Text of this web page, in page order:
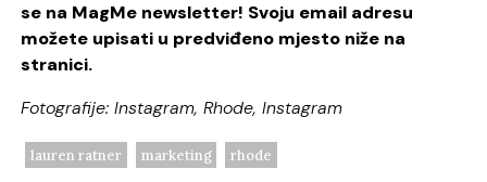
se na MagMe newsletter! Svoju email adresu
možete upisati u predviđeno mjesto niže na
stranici.
Fotografije: Instagram, Rhode, Instagram
lauren ratner marketing rhode